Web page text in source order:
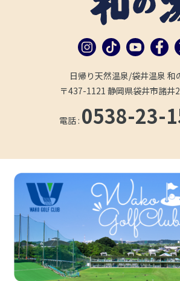
日帰り天然温泉/袋井温泉
〒437-1121 静岡県袋井市諸
電話 : 0538-23-